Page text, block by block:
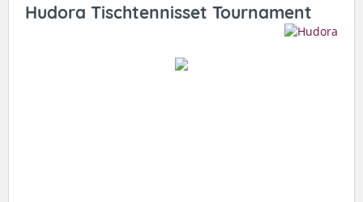
Hudora Tischtennisset Tournament